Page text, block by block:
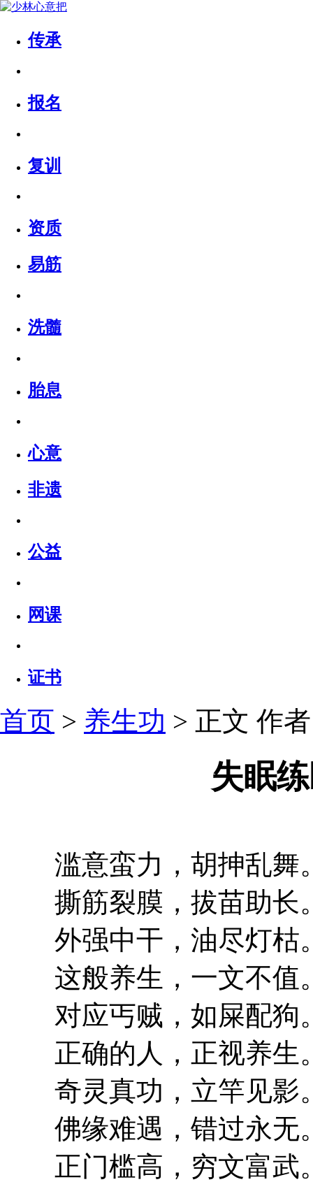
传承
报名
复训
资质
易筋
洗髓
胎息
心意
非遗
公益
网课
证书
首页 > 养生功 > 正文 作
失眠
滥意蛮力，胡抻乱舞
撕筋裂膜，拔苗助长
外强中干，油尽灯枯
这般养生，一文不值
对应丐贼，如屎配狗
正确的人，正视养生
奇灵真功，立竿见影
佛缘难遇，错过永无
正门槛高，穷文富武